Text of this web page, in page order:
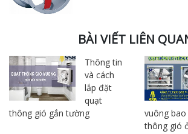
BÀI VIẾT LIÊN
Thông tin
và cách
lắp đặt
quạt
thông gió gắn tường
vuông
thông gió